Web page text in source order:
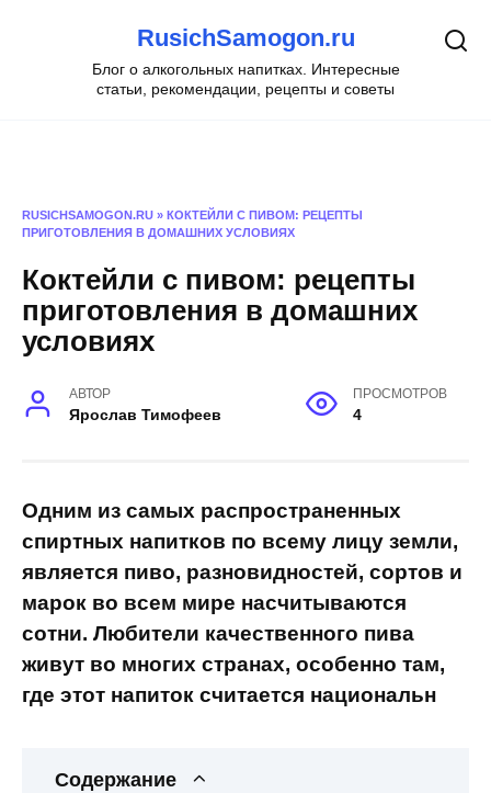
содержанию
RusichSamogon.ru
Блог о алкогольных напитках. Интересные
статьи, рекомендации, рецепты и советы
RUSICHSAMOGON.RU » КОКТЕЙЛИ С ПИВОМ: РЕЦЕПТЫ
ПРИГОТОВЛЕНИЯ В ДОМАШНИХ УСЛОВИЯХ
Коктейли с пивом: рецепты
приготовления в домашних
условиях
АВТОР
Ярослав Тимофеев
ПРОСМОТРОВ
4
Одним из самых распространенных
спиртных напитков по всему лицу земли,
является пиво, разновидностей, сортов и
марок во всем мире насчитываются
сотни. Любители качественного пива
живут во многих странах, особенно там,
где этот напиток считается национальн
Содержание